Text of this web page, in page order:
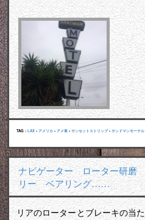
TAG : LAX • アメリカ • アメ車 • サンセットストリップ• サンドマンモーテル
ナビゲーター ローター研
リー ベアリング……
リアのローターとブレーキの当